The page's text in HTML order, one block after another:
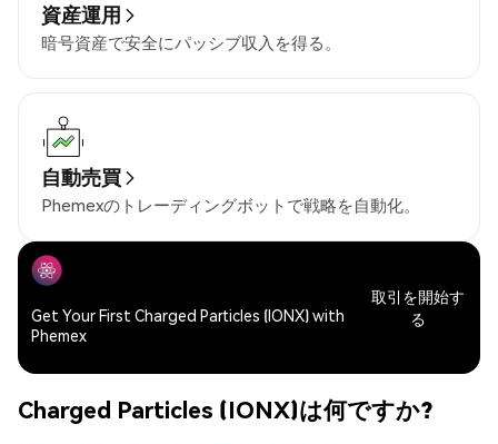
資産運用
暗号資産で安全にパッシブ収入を得る。
自動売買
Phemexのトレーディングボットで戦略を自動化。
Get Your First Charged Particles (IONX) with
Phemex
取引を開始す
る
Charged Particles (IONX)は何ですか?